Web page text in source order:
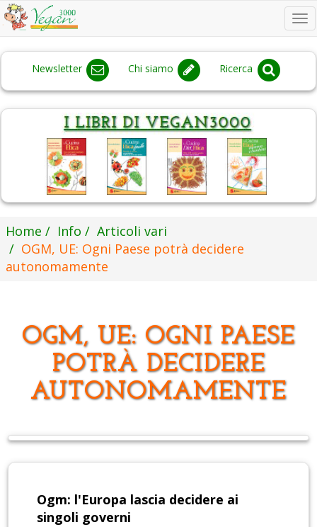
Newsletter Chi siamo Ricerca
Home Info
Articoli vari
OGM, UE: Ogni Paese potrà decidere
autonomamente
OGM, UE: OGNI PAESE
POTRÀ DECIDERE
AUTONOMAMENTE
Ogm: l'Europa lascia decidere ai
singoli governi